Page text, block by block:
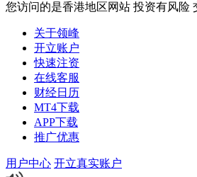
您访问的是香港地区网站 投资有风险
关于领峰
开立账户
快速注资
在线客服
财经日历
MT4下载
APP下载
推广优惠
用户中心 开立真实账户